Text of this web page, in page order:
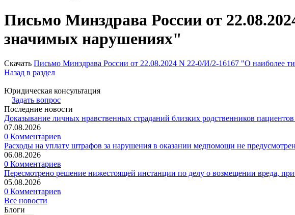
Письмо Минздрава России от
значимых нарушениях"
Скачать Письмо Минздрава России от 22.08.2024 N 22-0/И/2-16167 "О наиболее
Назад в раздел
Юридическая консультация
Задать вопрос
Последние новости
Доказывание личных нравственных страданий близких родственников
07.08.2026
0 Комментариев
Расходы на уплату штрафов за нарушения в оказании медпомощи не
06.08.2026
0 Комментариев
Пересмотрено решение нижестоящей инстанции по делу о возмещении вреда,
05.08.2026
0 Комментариев
Все новости
Блоги